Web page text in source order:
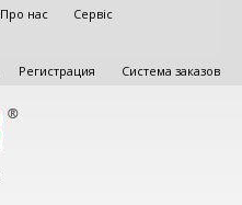
Про нас
Сервіс
Регистрация Система заказов